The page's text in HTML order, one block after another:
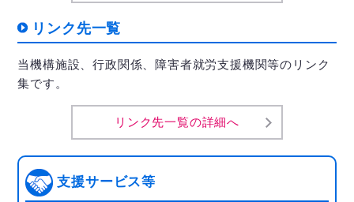
リンク先一覧
当機構施設、行政関係、障害者就労支援機関等のリンク
集です。
リンク先一覧の詳細へ
支援サービス等